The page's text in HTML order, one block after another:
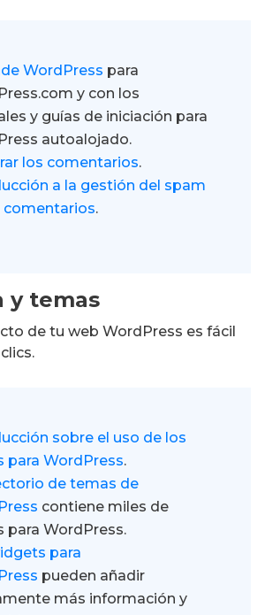
WordPress para
y con los
y guías de iniciación para
autoalojado.
los comentarios.
a la gestión del spam
comentarios.
y temas
de tu web WordPress es fácil
sobre el uso de los
para WordPress.
de temas de
contiene miles de
para WordPress.
para
pueden añadir
más información y